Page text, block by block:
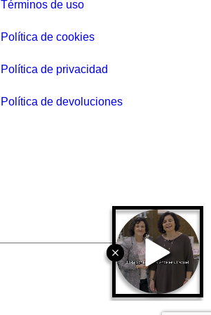
Términos de uso
Política de cookies
Política de privacidad
Política de devoluciones